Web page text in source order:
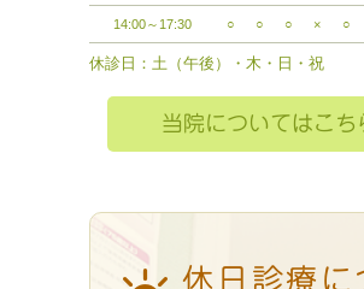
14:00～17:30 ○ ○ ○ × ○
休診日：土（午後）・木・日・祝
当院についてはこち
休日診療に